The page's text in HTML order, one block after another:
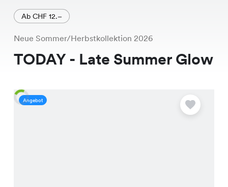
Ab CHF 12.–
Neue Sommer/Herbstkollektion 2026
TODAY - Late Summer Glow
Angebot